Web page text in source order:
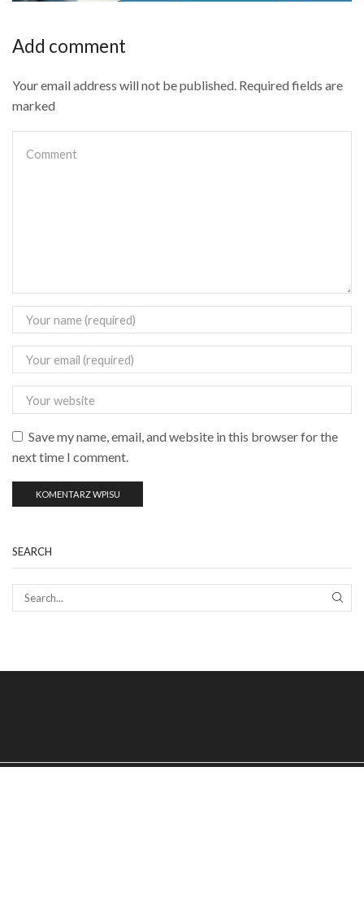
Add comment
Your email address will not be published. Required fields are
marked
Save my name, email, and website in this browser for the
next time I comment.
SEARCH